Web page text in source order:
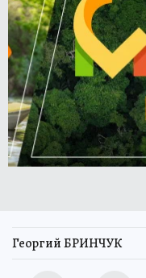
Георгий БРИНЧУК